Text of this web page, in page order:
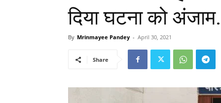
दिया घटना को
By Mrinmayee Pandey - April 30, 2021
Share